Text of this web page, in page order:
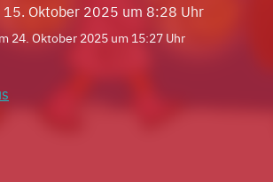
Oktober 2025 um 8:28 Uhr
24. Oktober 2025 um 15:27 Uhr